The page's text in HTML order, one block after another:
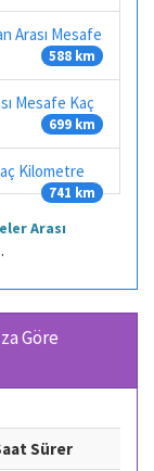
Arası Mesafe
588 km
Mesafe Kaç
699 km
Kilometre
741 km
Arası
Göre
Sürer